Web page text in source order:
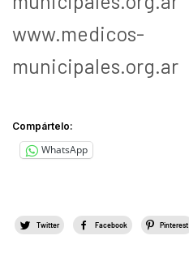
www.medicos-
municipales.org.ar
Compártelo:
WhatsApp
Twitter Facebook Pinterest